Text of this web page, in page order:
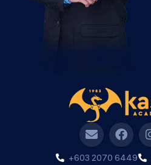
+603 2070 6449